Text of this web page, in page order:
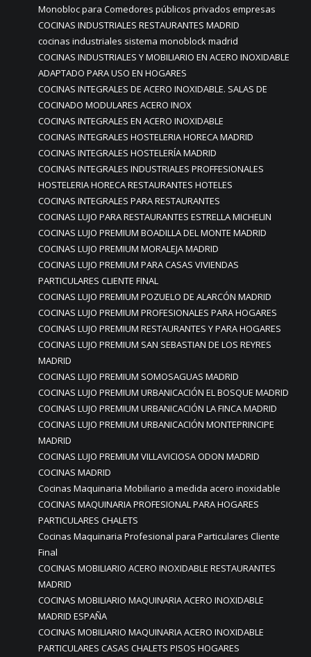
Monobloc para Comedores públicos privados empresas
COCINAS INDUSTRIALES RESTAURANTES MADRID
cocinas industriales sistema monoblock madrid
COCINAS INDUSTRIALES Y MOBILIARIO EN ACERO INOXIDABLE
ADAPTADO PARA USO EN HOGARES
COCINAS INTEGRALES DE ACERO INOXIDABLE. SALAS DE
COCINADO MODULARES ACERO INOX
COCINAS INTEGRALES EN ACERO INOXIDABLE
COCINAS INTEGRALES HOSTELERIA HORECA MADRID
COCINAS INTEGRALES HOSTELERÍA MADRID
COCINAS INTEGRALES INDUSTRIALES PROFFESIONALES
HOSTELERIA HORECA RESTAURANTES HOTELES
COCINAS INTEGRALES PARA RESTAURANTES
COCINAS LUJO PARA RESTAURANTES ESTRELLA MICHELIN
COCINAS LUJO PREMIUM BOADILLA DEL MONTE MADRID
COCINAS LUJO PREMIUM MORALEJA MADRID
COCINAS LUJO PREMIUM PARA CASAS VIVIENDAS
PARTICULARES CLIENTE FINAL
COCINAS LUJO PREMIUM POZUELO DE ALARCÓN MADRID
COCINAS LUJO PREMIUM PROFESIONALES PARA HOGARES
COCINAS LUJO PREMIUM RESTAURANTES Y PARA HOGARES
COCINAS LUJO PREMIUM SAN SEBASTIAN DE LOS REYRES
MADRID
COCINAS LUJO PREMIUM SOMOSAGUAS MADRID
COCINAS LUJO PREMIUM URBANICACIÓN EL BOSQUE MADRID
COCINAS LUJO PREMIUM URBANICACIÓN LA FINCA MADRID
COCINAS LUJO PREMIUM URBANICACIÓN MONTEPRINCIPE
MADRID
COCINAS LUJO PREMIUM VILLAVICIOSA ODON MADRID
COCINAS MADRID
Cocinas Maquinaria Mobiliario a medida acero inoxidable
COCINAS MAQUINARIA PROFESIONAL PARA HOGARES
PARTICULARES CHALETS
Cocinas Maquinaria Profesional para Particulares Cliente
Final
COCINAS MOBILIARIO ACERO INOXIDABLE RESTAURANTES
MADRID
COCINAS MOBILIARIO MAQUINARIA ACERO INOXIDABLE
MADRID ESPAÑA
COCINAS MOBILIARIO MAQUINARIA ACERO INOXIDABLE
PARTICULARES CASAS CHALETS PISOS HOGARES